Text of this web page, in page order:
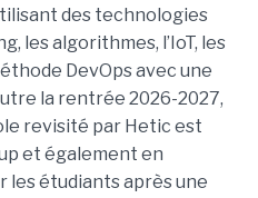
des technologies
les algorithmes, l’IoT, les
DevOps avec une
la rentrée 2026-2027,
revisité par Hetic est
et également en
les étudiants après une